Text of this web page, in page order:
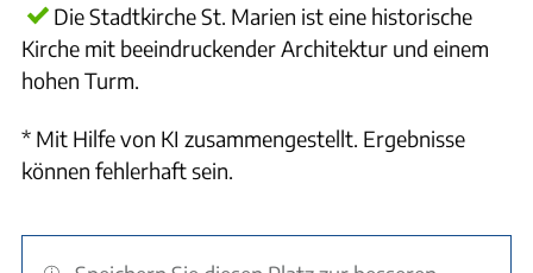
Die Stadtkirche St. Marien ist eine historische
Kirche mit beeindruckender Architektur und einem
hohen Turm.
* Mit Hilfe von KI zusammengestellt. Ergebnisse
können fehlerhaft sein.